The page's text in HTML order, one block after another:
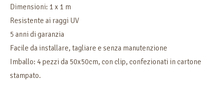
Dimensioni: 1 x 1 m
Resistente ai raggi UV
5 anni di garanzia
Facile da installare, tagliare e senza manutenzione
Imballo: 4 pezzi da 50x50cm, con clip, confezionati in cartone
stampato.